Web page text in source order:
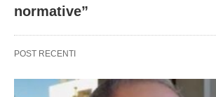
normative”
POST RECENTI